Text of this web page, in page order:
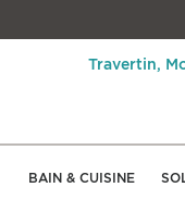
Travertin,
BAIN & CUISINE